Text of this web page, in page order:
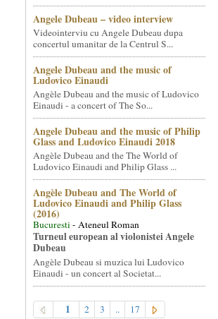
Angele Dubeau – video interview
Videointerviu cu Angele Dubeau dupa
concertul umanitar de la Centrul S...
Angele Dubeau and the music of
Ludovico Einaudi
Angèle Dubeau and the music of Ludovico
Einaudi - a concert of The So...
Angele Dubeau and the music of Philip
Glass and Ludovico Einaudi 2018
Angèle Dubeau and the The World of
Ludovico Einaudi and Philip Glass ...
Angèle Dubeau and The World of
Ludovico Einaudi and Philip Glass
(2016)
Bucuresti- Ateneul Roman
Turneul european al violonistei Angele
Dubeau
Angèle Dubeau si muzica lui Ludovico
Einaudi - un concert al Societat...
1 2 3 .. 17